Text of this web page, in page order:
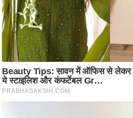
ध
र्म
स्थ
ल
व्र
त
त्यो